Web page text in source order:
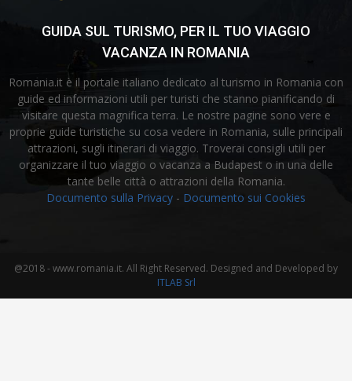
GUIDA SUL TURISMO, PER IL TUO VIAGGIO
VACANZA IN ROMANIA
Romania.it è il portale italiano dedicato al turismo in Romania con
guide ed informazioni utili per turisti che stanno pianificando di
visitare questa magnifica terra. Le nostre pagine sono vere e
proprie guide turistiche su cosa vedere in Romania, sulle principali
attrazioni, sugli itinerari di viaggio. Troverai consigli utili per
organizzare il tuo viaggio o vacanza a Budapest o in una delle
tante belle città o attrazioni della Romania.
Documento sulla Privacy - Documento sui Cookies
@2018 - www.romania.it. All Right Reserved. Designed and Developed by
ITLAB Srl